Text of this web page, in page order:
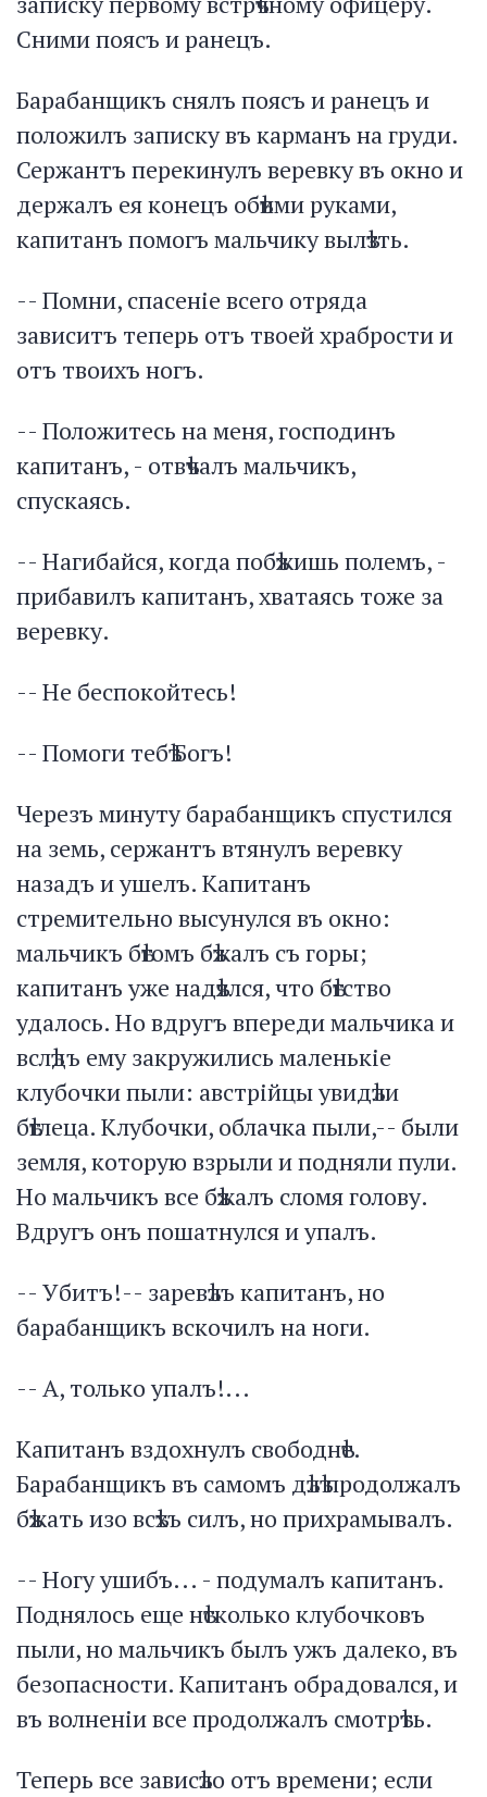
Сними поясъ и ранецъ.
Барабанщикъ снялъ поясъ и ранецъ и
положилъ записку въ карманъ на груди.
Сержантъ перекинулъ веревку въ окно и
держалъ ея конецъ обѣими руками,
капитанъ помогъ мальчику вылѣзть.
-- Помни, спасеніе всего отряда
зависитъ теперь отъ твоей храбрости и
отъ твоихъ ногъ.
-- Положитесь на меня, господинъ
капитанъ, - отвѣчалъ мальчикъ,
спускаясь.
-- Нагибайся, когда побѣжишь полемъ, -
прибавилъ капитанъ, хватаясь тоже за
веревку.
-- Не беcпокойтесь!
-- Помоги тебѣ Богъ!
Черезъ минуту барабанщикъ спустился
на земь, сержантъ втянулъ веревку
назадъ и ушелъ. Капитанъ
стремительно высунулся въ окно:
мальчикъ бѣгомъ бѣжалъ съ горы;
капитанъ уже надѣялся, что бѣгство
удалось. Но вдругъ впереди мальчика и
вслѣдъ ему закружились маленькіе
клубочки пыли: австрійцы увидѣли
бѣглеца. Клубочки, облачка пыли,-- были
земля, которую взрыли и подняли пули.
Но мальчикъ все бѣжалъ сломя голову.
Вдругъ онъ пошатнулся и упалъ.
-- Убитъ!-- заревѣлъ капитанъ, но
барабанщикъ вскочилъ на ноги.
-- А, только упалъ!...
Капитанъ вздохнулъ свободнѣе.
Барабанщикъ въ самомъ дѣлѣ продолжалъ
бѣжать изо всѣхъ силъ, но прихрамывалъ.
-- Ногу ушибъ... - подумалъ капитанъ.
Поднялось еще нѣсколько клубочковъ
пыли, но мальчикъ былъ ужъ далеко, въ
безопасности. Капитанъ обрадовался, и
въ волненіи все продолжалъ смотрѣть.
Теперь все зависѣло отъ времени; если